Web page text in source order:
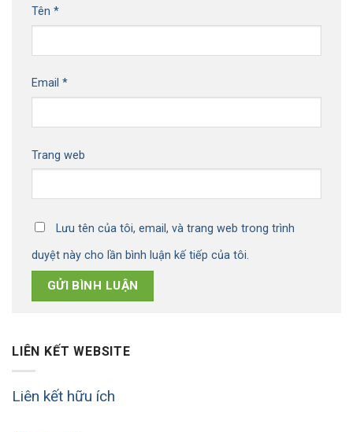
Tên *
Email *
Trang web
Lưu tên của tôi, email, và trang web trong trình
duyệt này cho lần bình luận kế tiếp của tôi.
LIÊN KẾT WEBSITE
Liên kết hữu ích